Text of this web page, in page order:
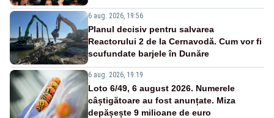
6 aug. 2026, 19:56
Planul decisiv pentru salvarea
Reactorului 2 de la Cernavodă. Cum vor fi
scufundate barjele în Dunăre
6 aug. 2026, 19:19
Loto 6/49, 6 august 2026. Numerele
câștigătoare au fost anunțate. Miza
depășește 9 milioane de euro